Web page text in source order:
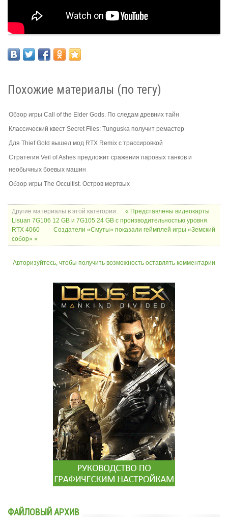
Похожие материалы (по тегу)
Обзор игры Call of the Elder Gods. По следам древних тайн
Классический квест Secret Files: Tunguska получит ремастер
Для Thief Gold вышел мод RTX Remix с трассировкой
Стратегия Veil of Ashes предложит сражения паровых танков и
необычных боевых машин
Обзор игры The Occultist. Остров мертвых
Другие материалы в этой категории:
« Представлены видеокарты
Lisuan 7G106 12 GB и 7G105 24 GB с производительностью уровня
RTX 4060
Создатели «Смуты» показали геймплей игры «Земский
собор» »
Авторизуйтесь, чтобы получить возможность оставлять комментарии
ФАЙЛОВЫЙ АРХИВ